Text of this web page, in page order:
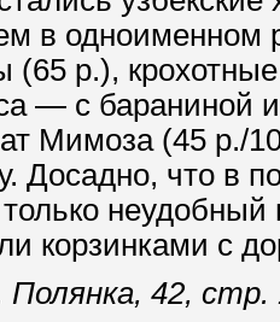
в
(65 р.),
— с бараниной
Мимоза (45 р./
Досадно, что в
корзинками с
Полянка, 42,